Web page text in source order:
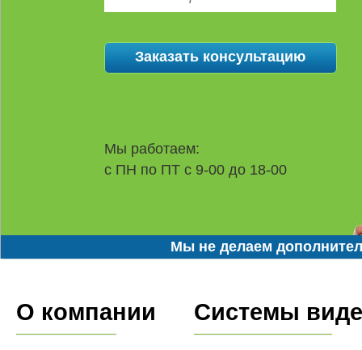
Мы работаем:
с ПН по ПТ с 9-00 до 18-00
Мы не делаем
О компании Системы